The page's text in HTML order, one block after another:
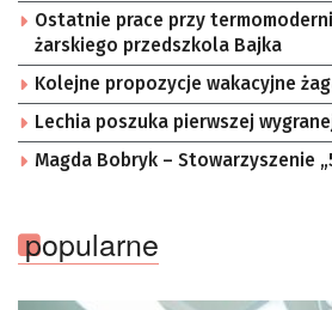
Ostatnie prace przy
żarskiego przedszkola Bajka
Kolejne propozycje wakacyjne
Lechia poszuka pierwszej
Magda Bobryk – Stowarzyszenie
popularne